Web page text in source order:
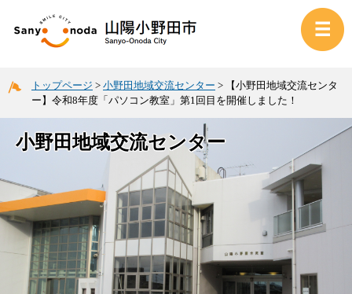
トップページ > 小野田地域交流センター >
【小野田地域交流センタ
ー】令和8年度「パソコン教室」第1回目を開催しました！
小野田地域交流センター